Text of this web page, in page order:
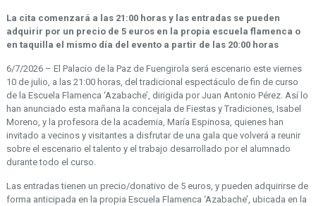
La cita comenzará a las 21:00 horas y las entradas se pueden
adquirir por un precio de 5 euros en la propia escuela flamenca o
en taquilla el mismo día del evento a partir de las 20:00 horas
6/7/2026 – El Palacio de la Paz de Fuengirola será escenario este viernes
10 de julio, a las 21:00 horas, del tradicional espectáculo de fin de curso
de la Escuela Flamenca ‘Azabache’, dirigida por Juan Antonio Pérez. Así lo
han anunciado esta mañana la concejala de Fiestas y Tradiciones, Isabel
Moreno, y la profesora de la academia, María Espinosa, quienes han
invitado a vecinos y visitantes a disfrutar de una gala que volverá a reunir
sobre el escenario el talento y el trabajo desarrollado por el alumnado
durante todo el curso.
Las entradas tienen un precio/donativo de 5 euros, y pueden adquirirse de
forma anticipada en la propia Escuela Flamenca ‘Azabache’, ubicada en la